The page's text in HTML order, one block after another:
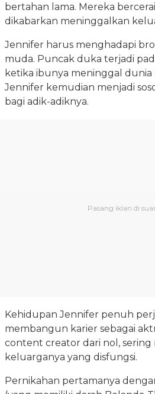
bertahan lama. Mereka
dikabarkan meninggalkan
Jennifer harus menghadapi
muda. Puncak duka terjadi
ketika ibunya meninggal dunia
Jennifer kemudian menjadi
bagi adik-adiknya.
Kehidupan Jennifer penuh
membangun karier sebagai
content creator dari nol, sering
keluarganya yang disfungsi.
Pernikahan pertamanya